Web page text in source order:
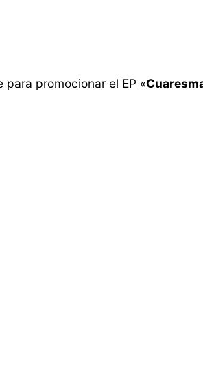
para promocionar el EP «